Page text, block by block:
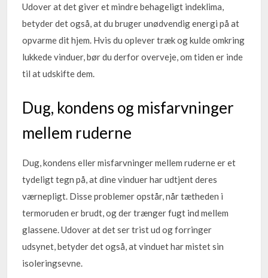
Udover at det giver et mindre behageligt indeklima,
betyder det også, at du bruger unødvendig energi på at
opvarme dit hjem. Hvis du oplever træk og kulde omkring
lukkede vinduer, bør du derfor overveje, om tiden er inde
til at udskifte dem.
Dug, kondens og misfarvninger
mellem ruderne
Dug, kondens eller misfarvninger mellem ruderne er et
tydeligt tegn på, at dine vinduer har udtjent deres
værnepligt. Disse problemer opstår, når tætheden i
termoruden er brudt, og der trænger fugt ind mellem
glassene. Udover at det ser trist ud og forringer
udsynet, betyder det også, at vinduet har mistet sin
isoleringsevne.